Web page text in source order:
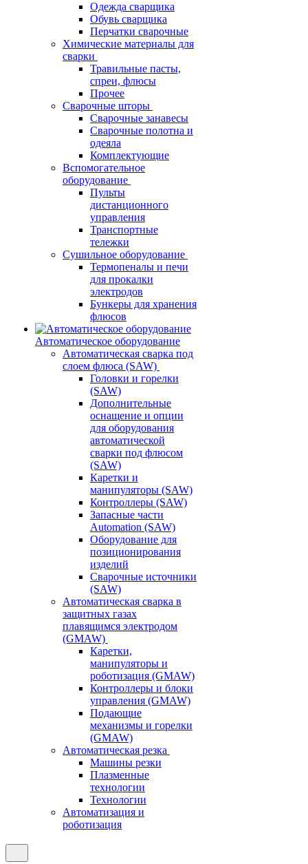
Одежда сварщика
Обувь сварщика
Перчатки сварочные
Химические материалы для
сварки
Травильные пасты,
спреи, флюсы
Прочее
Сварочные шторы
Сварочные занавесы
Сварочные полотна и
одеяла
Комплектующие
Вспомогательное
оборудование
Пульты
дистанционного
управления
Транспортные
тележки
Сушильное оборудование
Термопеналы и печи
для прокалки
электродов
Бункеры для хранения
флюсов
Автоматическое оборудование
Автоматическая сварка под
слоем флюса (SAW)
Головки и горелки
(SAW)
Дополнительные
оснащение и опции
для оборудования
автоматической
сварки под флюсом
(SAW)
Каретки и
манипуляторы (SAW)
Контроллеры (SAW)
Запасные части
Automation (SAW)
Оборудование для
позиционирования
изделий
Сварочные источники
(SAW)
Автоматическая сварка в
защитных газах
плавящимся электродом
(GMAW)
Каретки,
манипуляторы и
роботизация (GMAW)
Контроллеры и блоки
управления (GMAW)
Подающие
механизмы и горелки
(GMAW)
Автоматическая резка
Машины резки
Плазменные
технологии
Технологии
Автоматизация и
роботизация